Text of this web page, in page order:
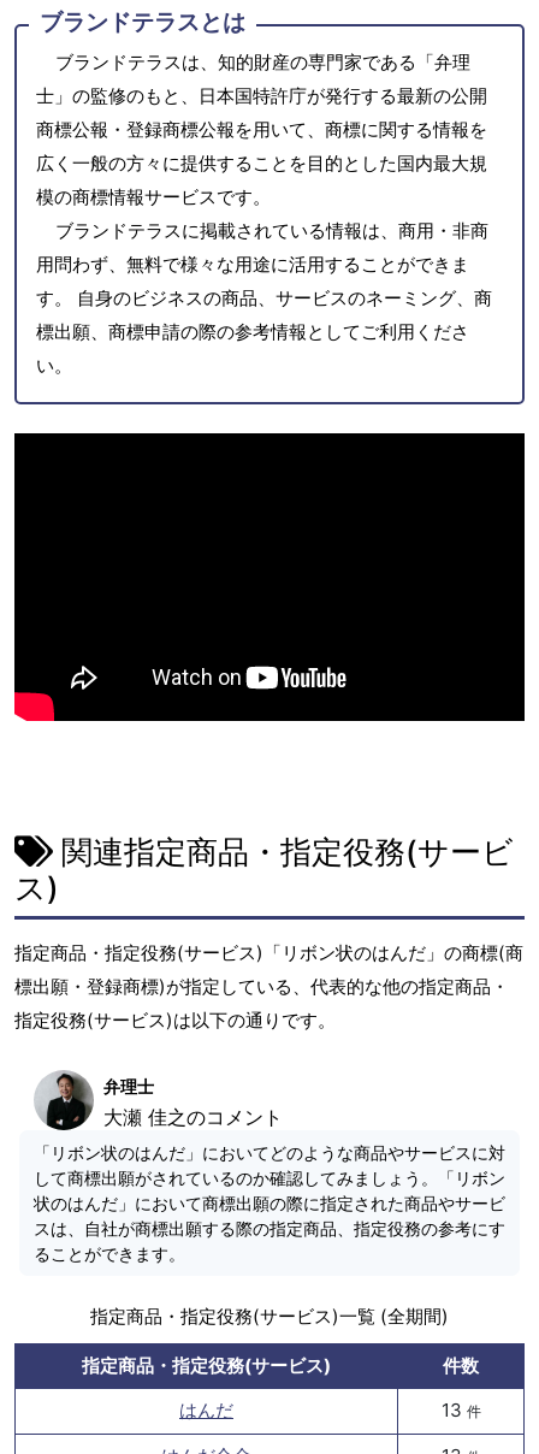
ブランドテラスとは
ブランドテラスは、知的財産の専門家である「弁理
士」の監修のもと、日本国特許庁が発行する最新の公開
商標公報・登録商標公報を用いて、商標に関する情報を
広く一般の方々に提供することを目的とした国内最大規
模の商標情報サービスです。
ブランドテラスに掲載されている情報は、商用・非商
用問わず、無料で様々な用途に活用することができま
す。 自身のビジネスの商品、サービスのネーミング、商
標出願、商標申請の際の参考情報としてご利用くださ
い。
関連指定商品・指定役務(サービ
ス)
指定商品・指定役務(サービス)「リボン状のはんだ」の商標(商
標出願・登録商標)が指定している、代表的な他の指定商品・
指定役務(サービス)は以下の通りです。
弁理士
大瀬 佳之のコメント
「リボン状のはんだ」においてどのような商品やサービスに対
して商標出願がされているのか確認してみましょう。「リボン
状のはんだ」において商標出願の際に指定された商品やサービ
スは、自社が商標出願する際の指定商品、指定役務の参考にす
ることができます。
指定商品・指定役務(サービス)一覧 (全期間)
指定商品・指定役務(サービス)
件数
はんだ
13 件